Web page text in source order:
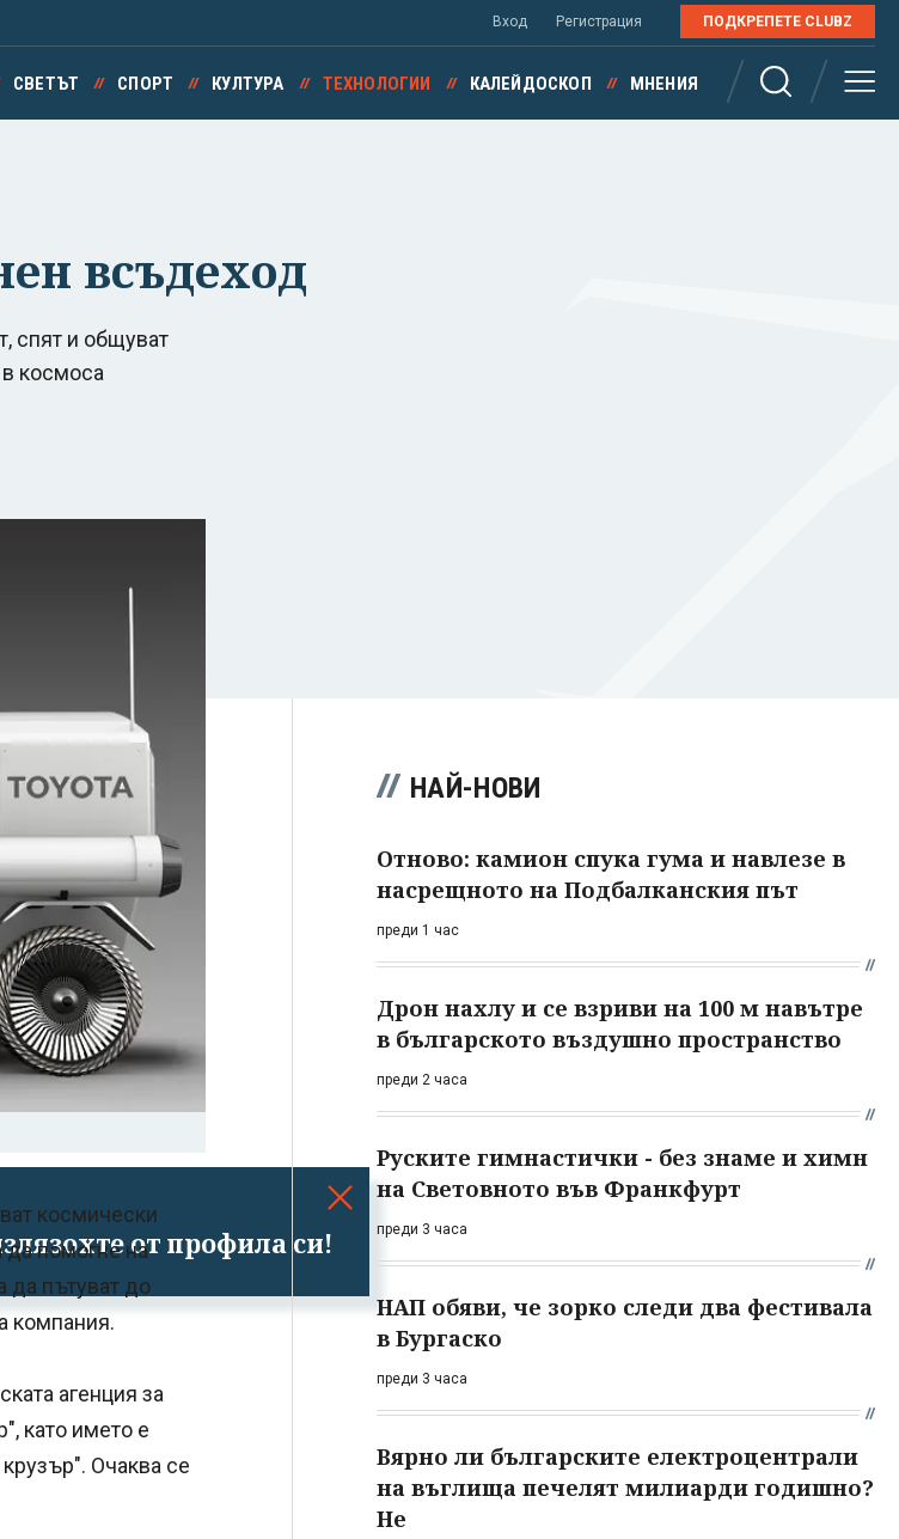
от профила си!
Вход Регистрация ПОДКРЕПЕТЕ CLUBZ
СВЕТЪТ СПОРТ КУЛТУРА ТЕХНОЛОГИИ КАЛЕЙДОСКОП МНЕНИЯ
всъдеход
спят и общуват
космоса
космически
да помогне на
да пътуват до
компания.
агенция за
като името е
Очаква се
НАЙ-НОВИ
Отново: камион спука гума и навлезе в
насрещното на Подбалканския път
преди 1 час
Дрон нахлу и се взриви на 100 м навътре
в българското въздушно пространство
преди 2 часа
Руските гимнастички - без знаме и химн
на Световното във Франкфурт
преди 3 часа
НАП обяви, че зорко следи два фестивала
в Бургаско
преди 3 часа
Вярно ли българските електроцентрали
на въглища печелят милиарди годишно?
Не